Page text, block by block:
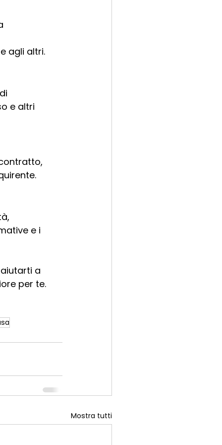
agli altri.
e altri
e i
a
per te.
Mostra tutti